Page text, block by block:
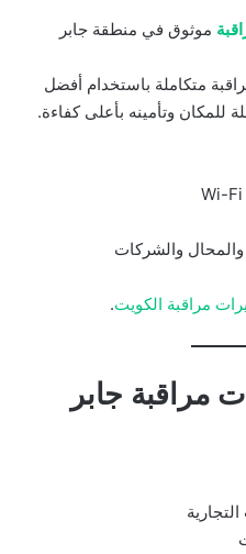
موثوق في منطقة جابر
متكاملة باستخدام أفضل
للمكان وتأمينه بأعلى كفاءة.
والشركات
مراقبة الكويت.
مراقبة جابر